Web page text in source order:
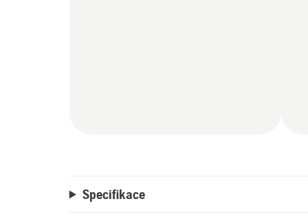
Specifikace